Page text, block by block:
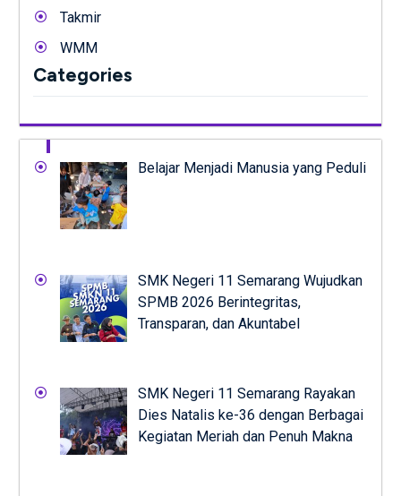
Takmir
WMM
Categories
Belajar Menjadi Manusia yang Peduli
SMK Negeri 11 Semarang Wujudkan
SPMB 2026 Berintegritas,
Transparan, dan Akuntabel
SMK Negeri 11 Semarang Rayakan
Dies Natalis ke-36 dengan Berbagai
Kegiatan Meriah dan Penuh Makna